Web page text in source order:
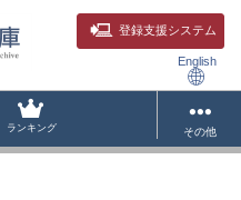
登録支援システム
English
ランキング その他